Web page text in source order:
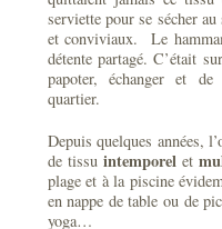
serviette pour se sécher
et conviviaux. Le
détente partagé. C’était
papoter, échanger et
quartier.
Depuis quelques années,
de tissu intemporelet
plage et à la piscine
en nappe de table ou de
yoga…